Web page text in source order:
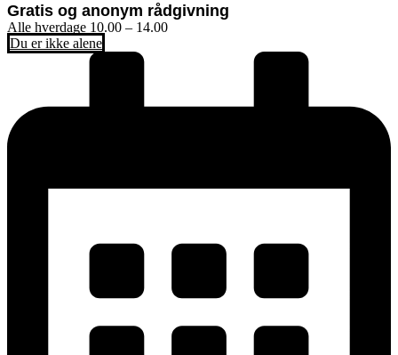
Gratis og anonym rådgivning
Alle hverdage 10.00 – 14.00
Du er ikke alene